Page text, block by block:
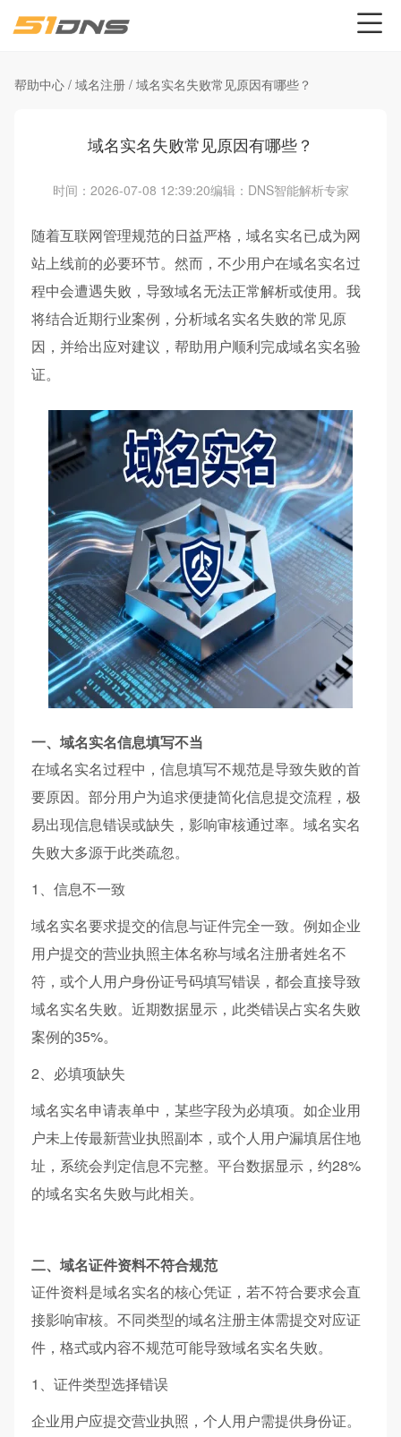
帮助中心 / 域名注册 / 域名实名失败常见原因有哪些？
域名实名失败常见原因有哪些？
时间：2026-07-08 12:39:20编辑：DNS智能解析专家
随着互联网管理规范的日益严格，域名实名已成为网
站上线前的必要环节。然而，不少用户在域名实名过
程中会遭遇失败，导致域名无法正常解析或使用。我
将结合近期行业案例，分析域名实名失败的常见原
因，并给出应对建议，帮助用户顺利完成域名实名验
证。
一、域名实名信息填写不当
在域名实名过程中，信息填写不规范是导致失败的首
要原因。部分用户为追求便捷简化信息提交流程，极
易出现信息错误或缺失，影响审核通过率。域名实名
失败大多源于此类疏忽。
1、信息不一致
域名实名要求提交的信息与证件完全一致。例如企业
用户提交的营业执照主体名称与域名注册者姓名不
符，或个人用户身份证号码填写错误，都会直接导致
域名实名失败。近期数据显示，此类错误占实名失败
案例的35%。
2、必填项缺失
域名实名申请表单中，某些字段为必填项。如企业用
户未上传最新营业执照副本，或个人用户漏填居住地
址，系统会判定信息不完整。平台数据显示，约28%
的域名实名失败与此相关。
二、域名证件资料不符合规范
证件资料是域名实名的核心凭证，若不符合要求会直
接影响审核。不同类型的域名注册主体需提交对应证
件，格式或内容不规范可能导致域名实名失败。
1、证件类型选择错误
企业用户应提交营业执照，个人用户需提供身份证。